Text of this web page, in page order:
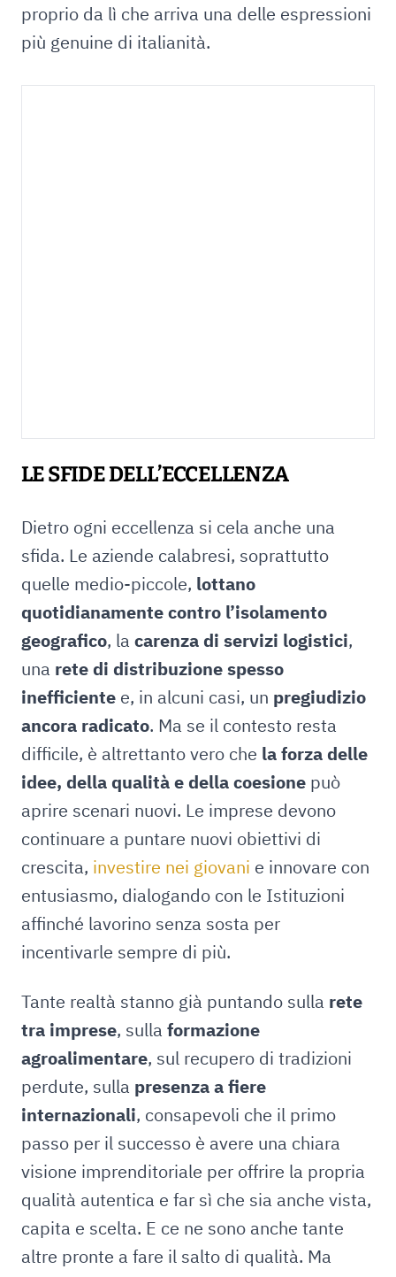
proprio da lì che arriva una delle espressioni
più genuine di italianità.
LE SFIDE DELL’ECCELLENZA
Dietro ogni eccellenza si cela anche una
sfida. Le aziende calabresi, soprattutto
quelle medio-piccole, lottano
quotidianamente contro l’isolamento
geografico, la carenza di servizi logistici,
una rete di distribuzione spesso
inefficiente e, in alcuni casi, un pregiudizio
ancora radicato. Ma se il contesto resta
difficile, è altrettanto vero che la forza delle
idee, della qualità e della coesione può
aprire scenari nuovi. Le imprese devono
continuare a puntare nuovi obiettivi di
crescita, investire nei giovani e innovare con
entusiasmo, dialogando con le Istituzioni
affinché lavorino senza sosta per
incentivarle sempre di più.
Tante realtà stanno già puntando sulla rete
tra imprese, sulla formazione
agroalimentare, sul recupero di tradizioni
perdute, sulla presenza a fiere
internazionali, consapevoli che il primo
passo per il successo è avere una chiara
visione imprenditoriale per offrire la propria
qualità autentica e far sì che sia anche vista,
capita e scelta. E ce ne sono anche tante
altre pronte a fare il salto di qualità. Ma